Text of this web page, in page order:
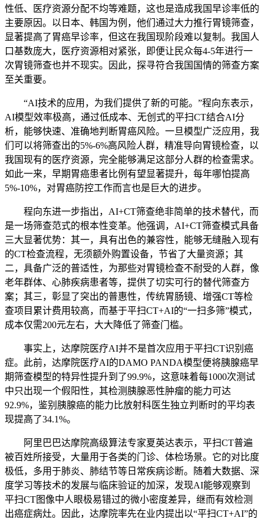
性低、医疗资源分配不均等难题，这也是造成我国早诊率低的
主要原因。以日本、韩国为例，他们通过大力推行胃镜筛查，
显著提高了胃癌早诊率，但这在我国现阶段难以复制。我国人
口基数庞大，医疗资源相对紧张，即便让民众每4-5年进行一
次胃镜筛查也并不现实。因此，探寻符合我国国情的筛查方案
至关重要。
“AI技术的应用，为我们提供了新的可能。”程向东表示，
AI模型效率极高，通过低成本、无创式的平扫CT结合AI分
析，能够快速、准确地判断胃癌风险。一旦模型广泛应用，我
们可以将筛查出的5%-6%高风险人群，精准导向胃镜检查，以
我国现有的医疗资源，完全能够满足这部分人群的检查需求。
如此一来，早期胃癌患者比例有望显著提升，每年哪怕提高
5%-10%，对胃癌防控工作而言也是巨大的进步。
程向东进一步指出，AI+CT筛查绝非简单的技术替代，而
是一场筛查范式的根本性变革。他强调，AI+CT筛查模式具备
三大显著优势：其一，具有出色的兼容性，能够无缝融入现有
的CT检查流程，无须额外购置设备，节省了大量资源；其
二，具备广泛的普适性，为那些对胃镜检查不耐受的人群，像
老年群体、心肺疾病患者等，提供了切实可行的替代筛查方
案；其三，彰显了突出的普惠性，传统胃肠镜、增强CT等检
查项目累计费用较高，而基于平扫CT+AI的“一扫多筛”模式，
成本仅需200元左右，大大降低了筛查门槛。
事实上，达摩院医疗AI并不是首次应用于平扫CT识别癌
症。此前，达摩院医疗AI的DAMO PANDA模型便将胰腺癌早
期筛查模型的特异性提升到了99.9%，这意味着每1000次测试
中只出现一个假阳性，其检测胰腺恶性肿瘤的能力可达
92.9%，鉴别胰腺癌的能力比放射科医生独立判断时的平均表
现提高了34.1%。
阿里巴巴达摩院高级算法专家夏英达表示，平扫CT普遍
被百姓所接受，大量用于各类的门诊、体检场景。它的对比度
极低，多用于肺炎、肺结节等日常疾病诊断。随着大数据、深
度学习等技术的发展与临床验证的加深，发现AI能够观察到
平扫CT图像中人眼极易错过的微小密度差异，继而有效检测
出癌症病灶。因此，达摩院率先在业内提出以“平扫CT+AI”的